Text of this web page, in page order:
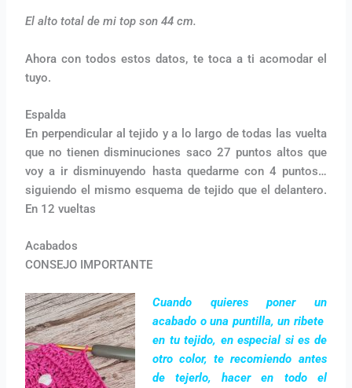
El alto total de mi top son 44 cm.
Ahora con todos estos datos, te toca a ti acomodar el
tuyo.
Espalda
En perpendicular al tejido y a lo largo de todas las vuelta
que no tienen disminuciones saco 27 puntos altos que
voy a ir disminuyendo hasta quedarme con 4 puntos…
siguiendo el mismo esquema de tejido que el delantero.
En 12 vueltas
Acabados
CONSEJO IMPORTANTE
Cuando quieres poner un
acabado o una puntilla, un ribete
en tu tejido, en especial si es de
otro color, te recomiendo antes
de tejerlo, hacer en todo el